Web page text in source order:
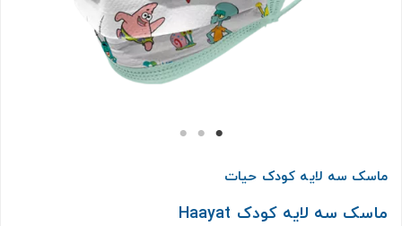
ماسک سه لایه کودک حیات
ماسک سه لایه کودک Haayat